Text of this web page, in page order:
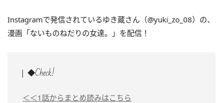
Instagramで発信されているゆき蔵さん（@yuki_zo_08）の、
漫画「ないものねだりの女達。」を配信！
◆Check!
＜＜1話からまとめ読みはこちら